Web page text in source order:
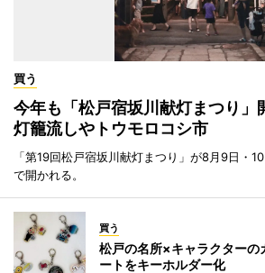
買う
今年も「松戸宿坂川献灯まつり
灯籠流しやトウモロコシ市
「第19回松戸宿坂川献灯まつり」が8月9日・
で開かれる。
買う
松戸の名所×キャラクター
ートをキーホルダー化